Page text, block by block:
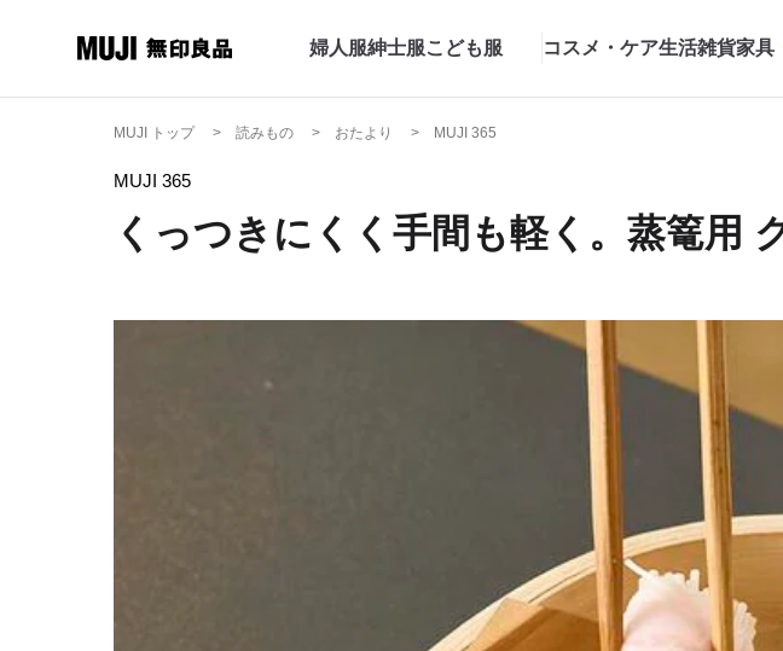
婦人服紳士服こども服 コスメ・ケア生活雑貨家具
MUJI トップ 読みもの おたより MUJI 365
MUJI 365
くっつきにくく手間も軽く。蒸篭用